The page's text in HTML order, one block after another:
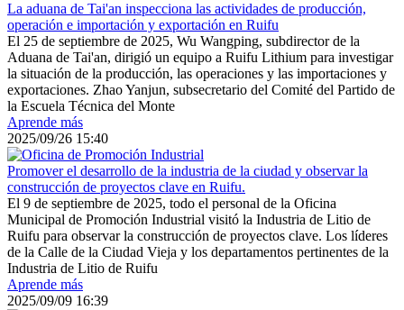
La aduana de Tai'an inspecciona las actividades de producción,
operación e importación y exportación en Ruifu
El 25 de septiembre de 2025, Wu Wangping, subdirector de la
Aduana de Tai'an, dirigió un equipo a Ruifu Lithium para investigar
la situación de la producción, las operaciones y las importaciones y
exportaciones. Zhao Yanjun, subsecretario del Comité del Partido de
la Escuela Técnica del Monte
Aprende más
2025/09/26 15:40
Promover el desarrollo de la industria de la ciudad y observar la
construcción de proyectos clave en Ruifu.
El 9 de septiembre de 2025, todo el personal de la Oficina
Municipal de Promoción Industrial visitó la Industria de Litio de
Ruifu para observar la construcción de proyectos clave. Los líderes
de la Calle de la Ciudad Vieja y los departamentos pertinentes de la
Industria de Litio de Ruifu
Aprende más
2025/09/09 16:39